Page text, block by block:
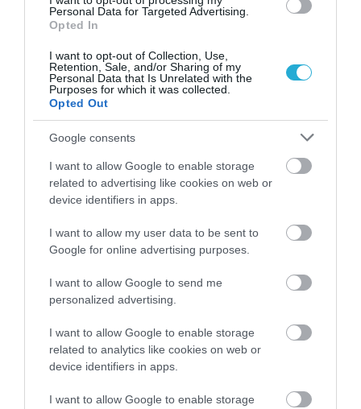
Personal Data for Targeted Advertising.
Opted In
I want to opt-out of Collection, Use,
Retention, Sale, and/or Sharing of my
Personal Data that Is Unrelated with the
Purposes for which it was collected.
Opted Out
Google consents
I want to allow Google to enable storage
related to advertising like cookies on web or
device identifiers in apps.
I want to allow my user data to be sent to
Google for online advertising purposes.
I want to allow Google to send me
personalized advertising.
I want to allow Google to enable storage
related to analytics like cookies on web or
device identifiers in apps.
I want to allow Google to enable storage
PODCASTS
Μπαλατσούκας pagenews.gr:«Η κυβέρνηση θυμάται τους
πυροσβέστες όταν τους λέει ήρωες–όχι όταν ζητούν
στήριξη»
Γ.Βρεττάκος στο pagenews.gr: «Το ΠΑΣΟΚ μπλοκάρει τη
Συνταγματική Αναθεώρηση και φορτώνει ευθύνες στη